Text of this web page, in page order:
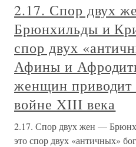
2.17. Спор двух
Брюнхильды и
спор двух
Афины и
женщин приводит
войне XIII века
2.17. Спор двух жен —
это спор двух «античных»